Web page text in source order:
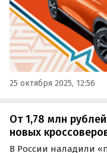
25 октября 2025, 12:56
От 1,78 млн
новых
В России наладили